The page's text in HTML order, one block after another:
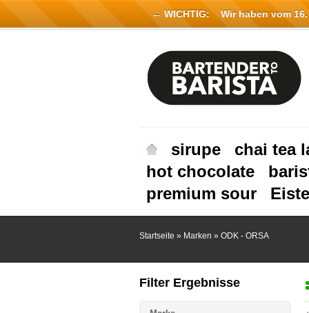
sirupe chai tea
hot chocolate
premium sour
Startseite » Marken » ODK - ORSA
Filter Ergebnisse
← WICHTIG:Wir haben vom 16.